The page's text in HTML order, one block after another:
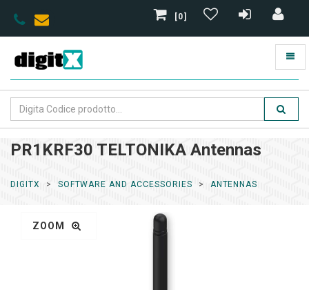
[0]
PR1KRF30 TELTONIKA Antennas
DIGITX SOFTWARE AND ACCESSORIES ANTENNAS
ZOOM